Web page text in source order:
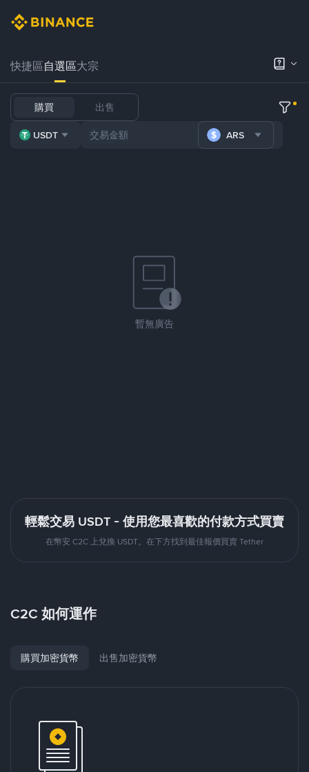
快捷區自選區大宗
購買 出售
USDT ARS
暫無廣告
輕鬆交易 USDT - 使用您最喜歡的付款方式買賣
在幣安 C2C 上兌換 USDT。在下方找到最佳報價買賣 Tether
C2C 如何運作
購買加密貨幣 出售加密貨幣